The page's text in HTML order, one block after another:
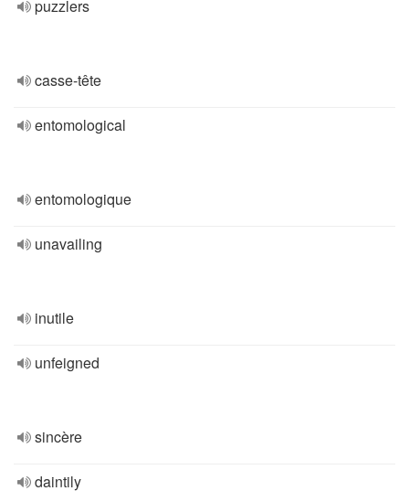
puzzlers
casse-tête
entomological
entomologique
unavailing
inutile
unfeigned
sincère
daintily